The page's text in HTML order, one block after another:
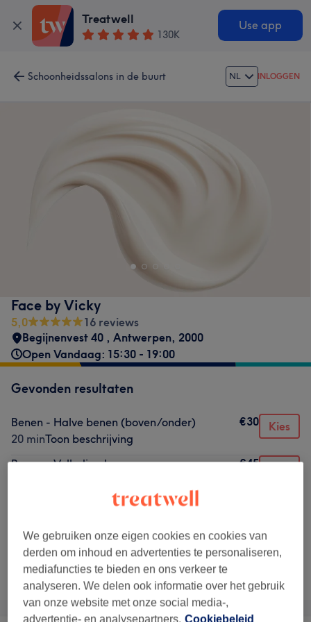
Treatwell
130K
Use app
Schoonheidssalons in de buurt NL INLOGGEN
Face by Vicky
5,0
16 reviews
Begijnenvest 40 , Antwerpen, 2000
Open Vandaag: 15:30 - 19:00
Gevonden resultaten
Benen - Halve benen (boven/onder)
20 minToon beschrijving
€30 Kies
Benen - Volledige benen
€45
Benen - Men / demanding legs
Niet wat je zocht?
Alle behandelingen
We gebruiken onze eigen cookies en cookies van
derden om inhoud en advertenties te personaliseren,
mediafuncties te bieden en ons verkeer te
analyseren. We delen ook informatie over het gebruik
van onze website met onze social media-,
advertentie- en analysepartners. Cookiebeleid